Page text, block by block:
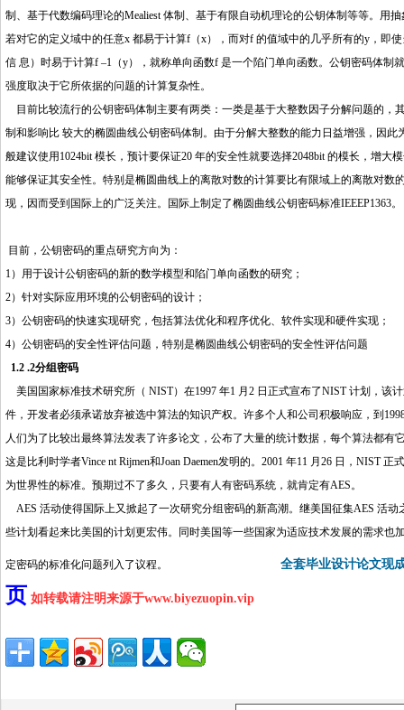
制、基于代数编码理论的Mealiest 体制、基于有限自动机理论的公钥体制等等。
若对它的定义域中的任意x 都易于计算f（x），而对f 的值域中的几乎所有的y，即
信 息）时易于计算f –1（y），就称单向函数f 是一个陷门单向函数。公钥密码体
强度取决于它所依据的问题的计算复杂性。
目前比较流行的公钥密码体制主要有两类：一类是基于大整数因子分解问题的，
制和影响比 较大的椭圆曲线公钥密码体制。由于分解大整数的能力日益增强，因
般建议使用1024bit 模长，预计要保证20 年的安全性就要选择2048bit 的模长，增
能够保证其安全性。特别是椭圆曲线上的离散对数的计算要比有限域上的离散对
现，因而受到国际上的广泛关注。国际上制定了椭圆曲线公钥密码标准IEEEP1363。
目前，公钥密码的重点研究方向为：
1）用于设计公钥密码的新的数学模型和陷门单向函数的研究；
2）针对实际应用环境的公钥密码的设计；
3）公钥密码的快速实现研究，包括算法优化和程序优化、软件实现和硬件实现；
4）公钥密码的安全性评估问题，特别是椭圆曲线公钥密码的安全性评估问题
1.2 .2分组密码
美国国家标准技术研究所（ NIST）在1997 年1 月2 日正式宣布了NIST 计划，该
件，开发者必须承诺放弃被选中算法的知识产权。许多个人和公司积极响应，到
人们为了比较出最终算法发表了许多论文，公布了大量的统计数据，每个算法都有
这是比利时学者Vince nt Rijmen和Joan Daemen发明的。2001 年11 月26 日，NIST
为世界性的标准。预期过不了多久，只要有人有密码系统，就肯定有AES。
AES 活动使得国际上又掀起了一次研究分组密码的新高潮。继美国征集AES 活
些计划看起来比美国的计划更宏伟。同时美国等一些国家为适应技术发展的需求也
定密码的标准化问题列入了议程。 全套毕业设计论文现
页 如转载请注明来源于www.biyezuopin.vip